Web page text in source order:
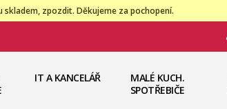
zpozdit. Děkujeme za pochopení.
IT A KANCELÁŘ
MALÉ KUCH.
SPOTŘEBIČE